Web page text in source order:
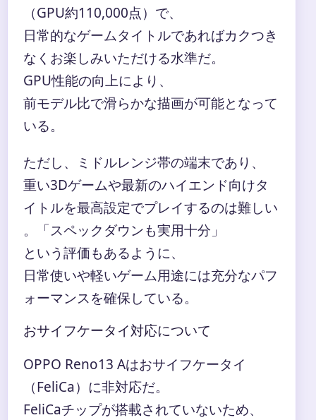
（GPU約110,000点）で、
日常的なゲームタイトルであればカクつき
なくお楽しみいただける水準だ。
GPU性能の向上により、
前モデル比で滑らかな描画が可能となって
いる。
ただし、ミドルレンジ帯の端末であり、
重い3Dゲームや最新のハイエンド向けタ
イトルを最高設定でプレイするのは難しい
。「スペックダウンも実用十分」
という評価もあるように、
日常使いや軽いゲーム用途には充分なパフ
ォーマンスを確保している。
おサイフケータイ対応について
OPPO Reno13 Aはおサイフケータイ
（FeliCa）に非対応だ。
FeliCaチップが搭載されていないため、